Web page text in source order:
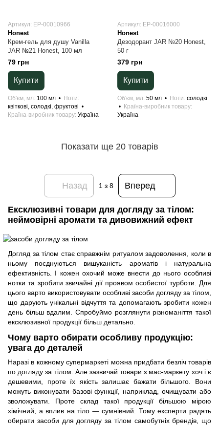
Артикул: ЕР-00010966
Honest
Крем-гель для душу Vanilla
JAR №21 Honest, 100 мл
79 грн
Купити
Об'єм, мл 100 мл
Ноти
квіткові, солодкі, фруктові
Країна-виробник товару Україна
Артикул: ЕР-00016000
Honest
Дезодорант JAR №20 Honest,
50 г
379 грн
Купити
Об'єм, мл 50 мл Ноти солодкі
Країна-виробник товару
Україна
Показати ще 20 товарів
Назад 1 з 8 Вперед
Ексклюзивні товари для догляду за тілом:
неймовірні аромати та дивовижний ефект
Догляд за тілом стає справжнім ритуалом задоволення, коли в
ньому поєднуються вишуканість ароматів і натуральна
ефективність. І кожен охочий може внести до нього особливі
нотки та зробити звичайні дії проявом особистої турботи. Для
цього варто використовувати особливі засоби догляду за тілом,
що дарують унікальні відчуття та допомагають зробити кожен
день більш вдалим. Спробуймо розглянути різноманіття такої
ексклюзивної продукції більш детально.
Чому варто обирати особливу продукцію:
увага до деталей
Наразі в кожному супермаркеті можна придбати безліч товарів
по догляду за тілом. Але зазвичай товари з мас-маркету хоч і є
дешевими, проте їх якість залишає бажати більшого. Вони
можуть виконувати базові функції, наприклад, очищувати або
зволожувати. Проте склад такої продукції більшою мірою
хімічний, а вплив на тіло — сумнівний. Тому експерти радять
обирати засоби для догляду за тілом самобутніх брендів, що